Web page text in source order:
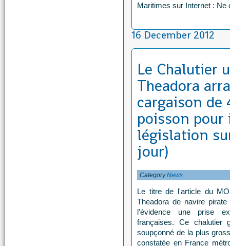
Maritimes sur Internet :
16 December 2012
Le Chalutier
Theadora
cargaison de
poisson
législation
jour)
CategoryNews
Le titre de l'article du
Theadora de navire
l'évidence une prise
françaises. Ce chalutier
soupçonné de la plus
constatée en France